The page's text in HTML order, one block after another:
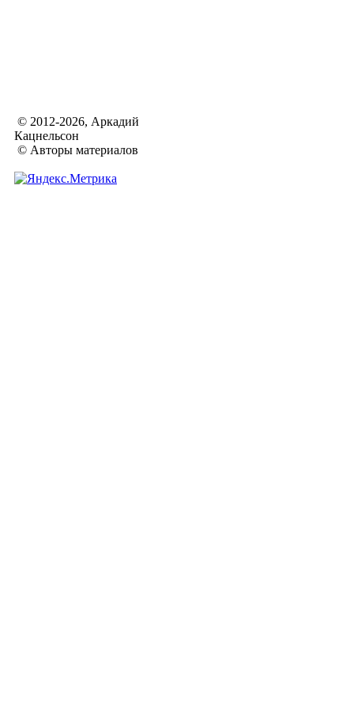
© 2012-2026, Аркадий
Кацнельсон
© Авторы материалов